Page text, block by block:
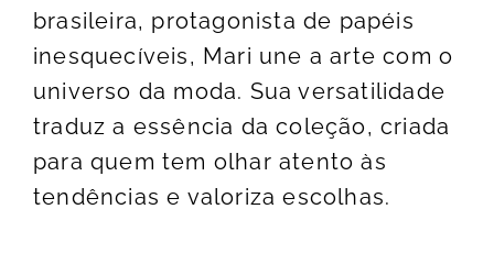
brasileira, protagonista de papéis
inesquecíveis, Mari une a arte com o
universo da moda. Sua versatilidade
traduz a essência da coleção, criada
para quem tem olhar atento às
tendências e valoriza escolhas.